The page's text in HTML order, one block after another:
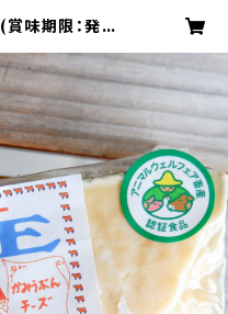
味期限：発送